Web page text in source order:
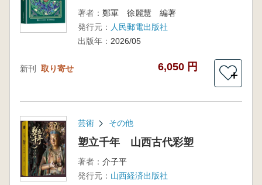
著者： 鄭軍 徐麗慧 編著
発行元： 人民郵電出版社
出版年： 2026/05
新刊 取り寄せ 6,050 円
＋
芸術 その他
塑立千年 山西古代彩塑
著者： 介子平
発行元： 山西経済出版社